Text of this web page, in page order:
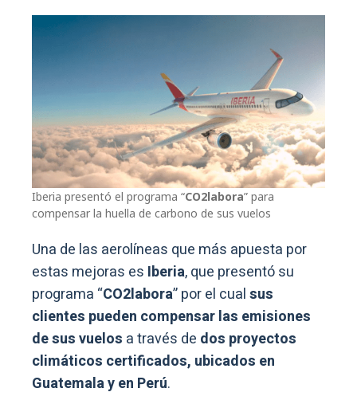
Iberia presentó el programa “CO2labora” para
compensar la huella de carbono de sus vuelos
Una de las aerolíneas que más apuesta por
estas mejoras es Iberia, que presentó su
programa “CO2labora” por el cualsus
clientes pueden compensar las emisiones
de sus vuelos a través de dos proyectos
climáticos certificados, ubicados en
Guatemala y en Perú.